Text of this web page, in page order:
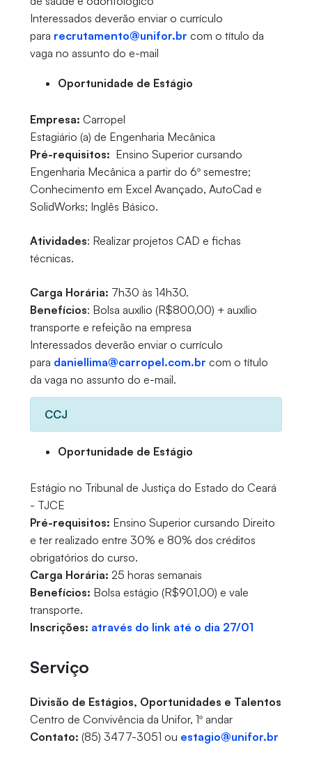
Interessados deverão enviar o currículo
para recrutamento@unifor.br com o título da
vaga no assunto do e-mail
Oportunidade de Estágio
Empresa: Carropel
Estagiário (a) de Engenharia Mecânica
Pré-requisitos: Ensino Superior cursando
Engenharia Mecânica a partir do 6º semestre;
Conhecimento em Excel Avançado, AutoCad e
SolidWorks; Inglês Básico.
Atividades: Realizar projetos CAD e fichas
técnicas.
Carga Horária: 7h30 às 14h30.
Benefícios: Bolsa auxílio (R$800,00) + auxílio
transporte e refeição na empresa
Interessados deverão enviar o currículo
para daniellima@carropel.com.br com o título
da vaga no assunto do e-mail.
CCJ
Oportunidade de Estágio
Estágio no Tribunal de Justiça do Estado do Ceará
- TJCE
Pré-requisitos: Ensino Superior cursando Direito
e ter realizado entre 30% e 80% dos créditos
obrigatórios do curso.
Carga Horária: 25 horas semanais
Benefícios: Bolsa estágio (R$901,00) e vale
transporte.
Inscrições: através do link até o dia 27/01
Serviço
Divisão de Estágios, Oportunidades e Talentos
Centro de Convivência da Unifor, 1º andar
Contato: (85) 3477-3051 ou estagio@unifor.br